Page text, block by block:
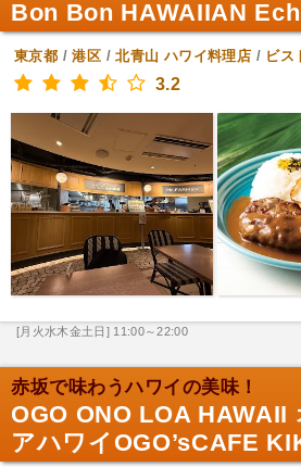
Bon Bon HAWAIIAN
東京都 /港区 /北青山 ハワイ料理店 / ビス
3.2
[月火水木金土日] 11:00～22:00
赤坂で味わうハワイの美味！
OGO ONO LOA HAWAII
アハワイOGO’sCAFE